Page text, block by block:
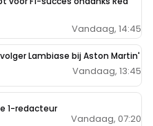
Vandaag, 14:45
Lambiase bij Aston Martin'
Vandaag, 13:45
1-redacteur
Vandaag, 07:20